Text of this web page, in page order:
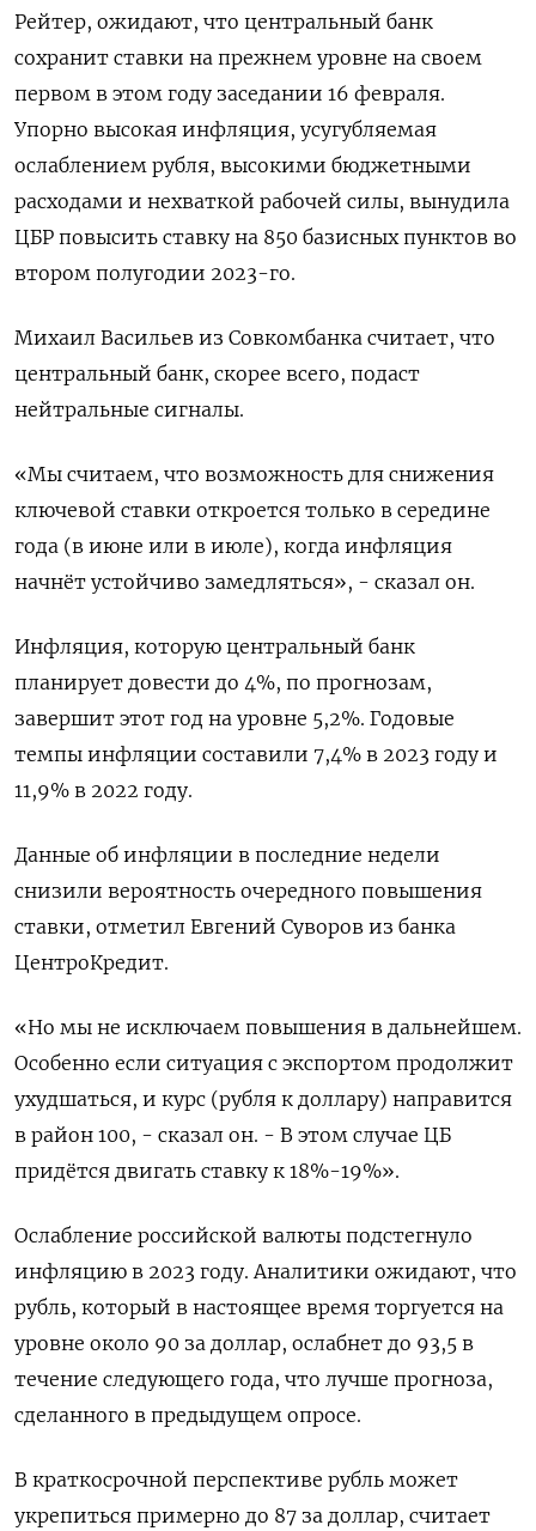
Рейтер, ожидают, что центральный банк
сохранит ставки на прежнем уровне на своем
первом в этом году заседании 16 февраля.
Упорно высокая инфляция, усугубляемая
ослаблением рубля, высокими бюджетными
расходами и нехваткой рабочей силы, вынудила
ЦБР повысить ставку на 850 базисных пунктов во
втором полугодии 2023-го.
Михаил Васильев из Совкомбанка считает, что
центральный банк, скорее всего, подаст
нейтральные сигналы.
«Мы считаем, что возможность для снижения
ключевой ставки откроется только в середине
года (в июне или в июле), когда инфляция
начнёт устойчиво замедляться», - сказал он.
Инфляция, которую центральный банк
планирует довести до 4%, по прогнозам,
завершит этот год на уровне 5,2%. Годовые
темпы инфляции составили 7,4% в 2023 году и
11,9% в 2022 году.
Данные об инфляции в последние недели
снизили вероятность очередного повышения
ставки, отметил Евгений Суворов из банка
ЦентроКредит.
«Но мы не исключаем повышения в дальнейшем.
Особенно если ситуация с экспортом продолжит
ухудшаться, и курс (рубля к доллару) направится
в район 100, - сказал он. - В этом случае ЦБ
придётся двигать ставку к 18%-19%».
Ослабление российской валюты подстегнуло
инфляцию в 2023 году. Аналитики ожидают, что
рубль, который в настоящее время торгуется на
уровне около 90 за доллар, ослабнет до 93,5 в
течение следующего года, что лучше прогноза,
сделанного в предыдущем опросе.
В краткосрочной перспективе рубль может
укрепиться примерно до 87 за доллар, считает